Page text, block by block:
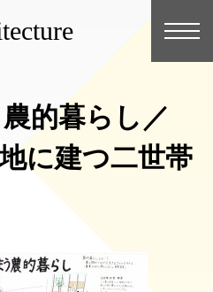
的暮らし／
に建つ二世帯